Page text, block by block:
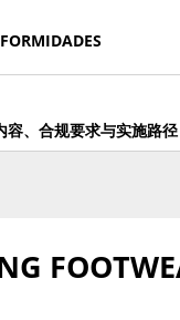
容、合规要求与实施路径